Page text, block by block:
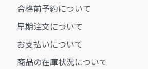
合格前予約について
早期注文について
お支払いについて
商品の在庫状況について